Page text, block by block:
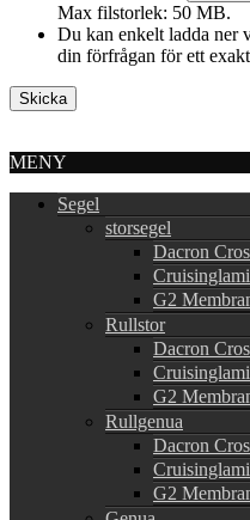
Max filstorlek: 50 MB.
Du kan enkelt ladda ner
din förfrågan för ett
MENY
Segel
storsegel
Dacron
G2
Rullstor
Dacron
G2
Rullgenua
Dacron
G2